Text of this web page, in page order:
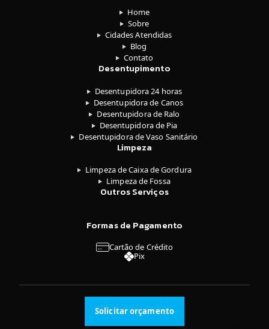
Home
Sobre
Cidades Atendidas
Blog
Contato
Desentupimento
Desentupidora 24 horas
Desentupidora de Canos
Desentupidora de Ralo
Desentupidora de Pia
Desentupidora de Vaso Sanitário
Limpeza
Limpeza de Caixa de Gordura
Limpeza de Fossa
Outros Serviços
Formas de Pagamento
Cartão de Crédito
Pix
Solicitar orçamento